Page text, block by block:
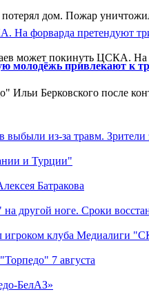
дом. Пожар
молодёжь привлекают к
Ильи Берковского после
может покинуть ЦСКА. На
выбыли из-за травм.
и Турции"
Батракова
другой ноге. Сроки
игроком клуба Медиалиги
7 августа
БелАЗ»